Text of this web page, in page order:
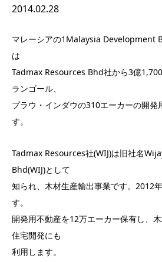
2014.02.28
マレーシアの1Malaysia Development
は
Tadmax Resources Bhd社から3億
ランゴール、
プラウ・インダウの310エーカーの開発
す。
Tadmax Resources社(WIJ)は旧社名
Bhd(WIJ)として
知られ、木材生産輸出事業です。2012
す。
開発用不動産を12万エーカー保有し、木
住宅開発にも
利用します。